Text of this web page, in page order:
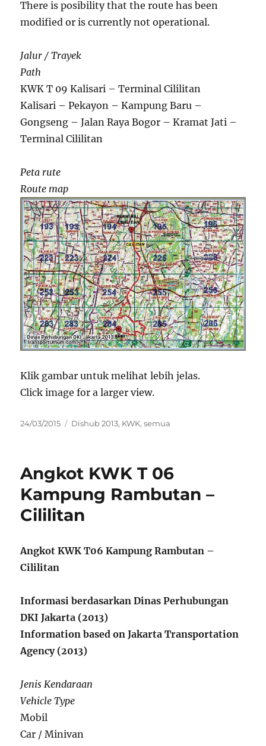
There is posibility that the route has been
modified or is currently not operational.
Jalur / Trayek
Path
KWK T 09 Kalisari – Terminal Cililitan
Kalisari – Pekayon – Kampung Baru –
Gongseng – Jalan Raya Bogor – Kramat Jati –
Terminal Cililitan
Peta rute
Route map
Klik gambar untuk melihat lebih jelas.
Click image for a larger view.
Posted
24/03/2015 Categories
Dishub 2013, KWK,semua
Angkot KWK T 06
Kampung Rambutan –
Cililitan
Angkot KWK T06 Kampung Rambutan –
Cililitan
Informasi berdasarkan Dinas Perhubungan
DKI Jakarta (2013)
Information based on Jakarta Transportation
Agency (2013)
Jenis Kendaraan
Vehicle Type
Mobil
Car / Minivan